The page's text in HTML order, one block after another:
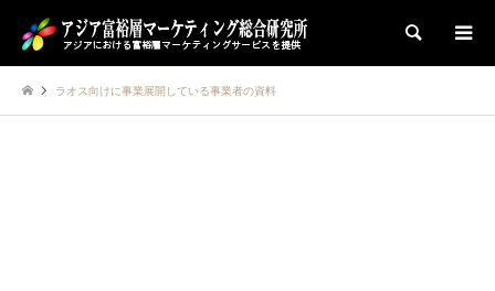
検索
ラオス向けに事業展開している事業者の資料